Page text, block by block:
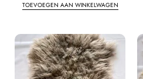
TOEVOEGEN AAN WINKELWAGEN